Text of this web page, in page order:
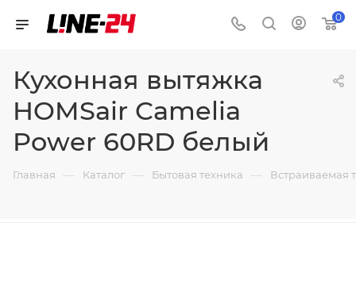
0
Кухонная вытяжка
HOMSair Camelia
Power 60RD белый
Главная — Каталог — Бытовая техника — Встраиваемая